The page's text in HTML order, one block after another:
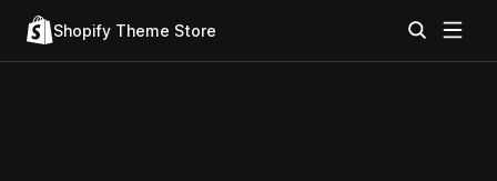
Shopify Theme Store